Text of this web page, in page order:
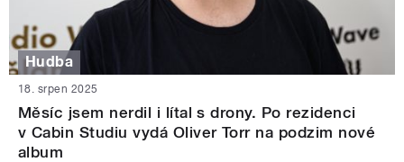
Hudba
18. srpen 2025
Měsíc jsem nerdil i lítal s drony. Po rezidenci
v Cabin Studiu vydá Oliver Torr na podzim nové
album